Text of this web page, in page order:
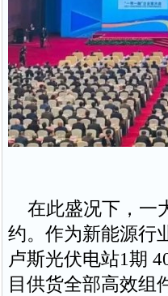
在此盛况下，一
约。作为新能源行
卢斯光伏电站1期
目供货全部高效组